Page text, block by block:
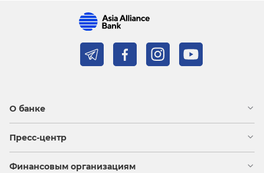
О банке
Пресс-центр
Финансовым организациям